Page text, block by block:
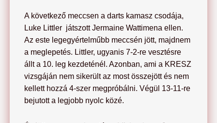
A következő meccsen a darts kamasz csodája,
Luke Littler játszott Jermaine Wattimena ellen.
Az este legegyértelműbb meccsén jött, majdnem
a meglepetés. Littler, ugyanis 7-2-re vesztésre
állt a 10. leg kezdeténél. Azonban, ami a KRESZ
vizsgáján nem sikerült az most összejött és nem
kellett hozzá 4-szer megpróbálni. Végül 13-11-re
bejutott a legjobb nyolc közé.